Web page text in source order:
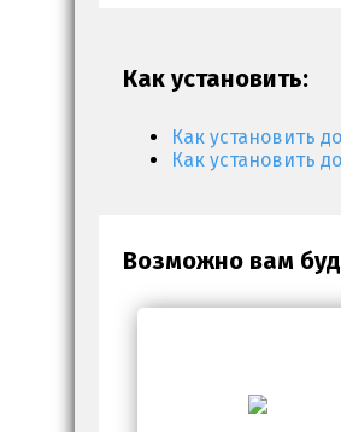
Как установить:
Как установить
Как установить
Возможно вам